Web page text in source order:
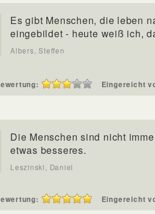
Es gibt Menschen, die leben
eingebildet - heute weiß ich,
Albers, Steffen
Eingereicht
Die Menschen sind nicht
etwas besseres.
Leszinski, Daniel
Eingereicht